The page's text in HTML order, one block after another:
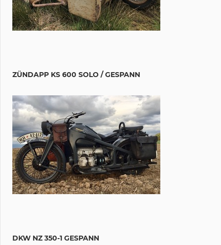
ZÜNDAPP KS 600 SOLO / GESPANN
DKW NZ 350-1 GESPANN